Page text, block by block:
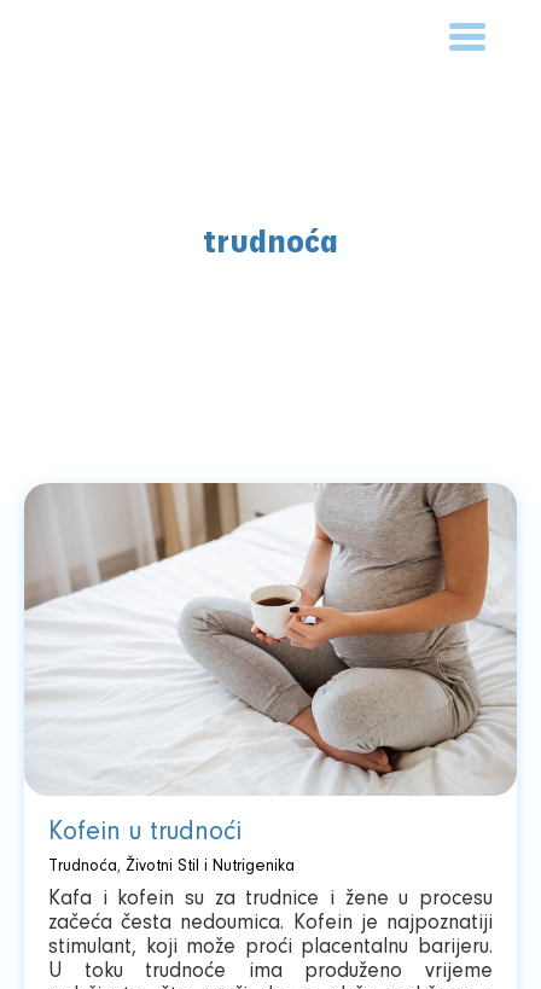
trudnoća
Kofein u trudnoći
Trudnoća, Životni Stil i Nutrigenika
Kafa i kofein su za trudnice i žene u procesu
začeća česta nedoumica. Kofein je najpoznatiji
stimulant, koji može proći placentalnu barijeru.
U toku trudnoće ima produženo vrijeme